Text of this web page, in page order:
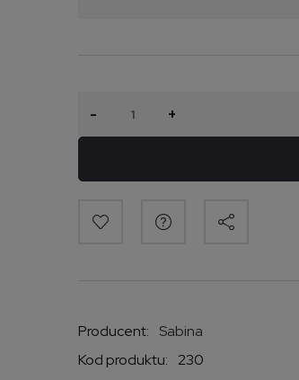
- +
Producent:
Sabina
Kod produktu:
230